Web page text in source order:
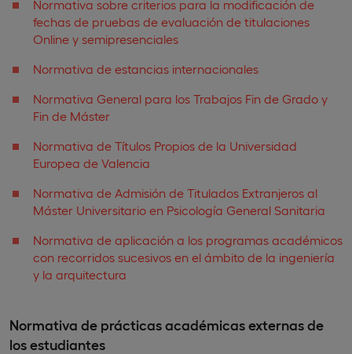
Normativa sobre criterios para la modificación de
fechas de pruebas de evaluación de titulaciones
Online y semipresenciales
Normativa de estancias internacionales
Normativa General para los Trabajos Fin de Grado y
Fin de Máster
Normativa de Títulos Propios de la Universidad
Europea de Valencia
Normativa de Admisión de Titulados Extranjeros al
Máster Universitario en Psicología General Sanitaria
Normativa de aplicación a los programas académicos
con recorridos sucesivos en el ámbito de la ingeniería
y la arquitectura
Normativa de prácticas académicas externas de
los estudiantes